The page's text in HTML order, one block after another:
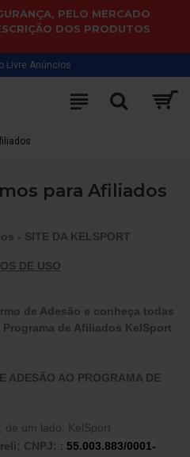
PELO MERCADO
DOS PRODUTOS
Livre Anúncios
para Afiliados
- SITE DA KELSPORT
DE USO
de Adesão e conheça todas
de Afiliados KelSport
ADESÃO AO PROGRAMA DE
de um lado, KelSport
CNPJ: : 55.003.883/0001-